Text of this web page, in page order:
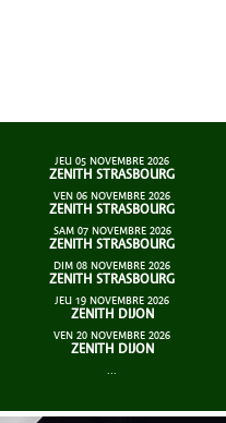
JEU 05 NOVEMBRE 2026
ZENITH STRASBOURG
VEN 06 NOVEMBRE 2026
ZENITH STRASBOURG
SAM 07 NOVEMBRE 2026
ZENITH STRASBOURG
DIM 08 NOVEMBRE 2026
ZENITH STRASBOURG
JEU 19 NOVEMBRE 2026
ZENITH DIJON
VEN 20 NOVEMBRE 2026
ZENITH DIJON
...